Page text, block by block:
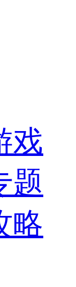
戏
题
略